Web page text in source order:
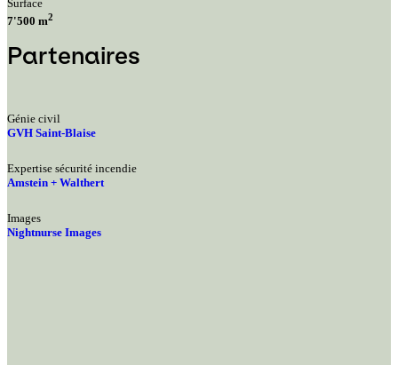
Surface
7'500 m2
Partenaires
Génie civil
GVH Saint-Blaise
Expertise sécurité incendie
Amstein + Walthert
Images
Nightnurse Images